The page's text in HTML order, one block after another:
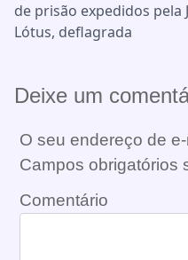
de prisão expedidos pela
Lótus, deflagrada
Deixe um
O seu endereço de
Campos obrigatórios
Comentário